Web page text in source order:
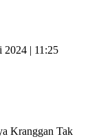
2024 | 11:25
Kranggan Tak